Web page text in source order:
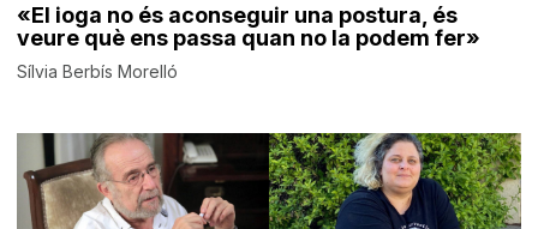
«El ioga no és aconseguir una postura, és
veure què ens passa quan no la podem fer»
Sílvia Berbís Morelló